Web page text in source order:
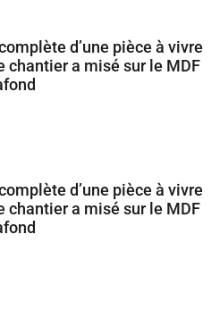
d’une pièce à vivre
chantier a misé sur le MDF
d’une pièce à vivre
chantier a misé sur le MDF